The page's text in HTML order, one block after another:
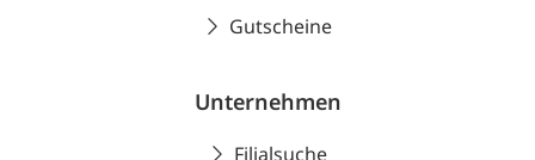
Gutscheine
Unternehmen
Filialsuche